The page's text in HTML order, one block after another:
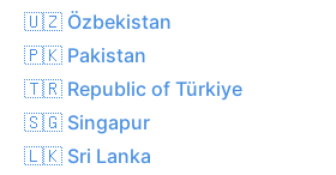
🇺🇿 Özbekistan
🇵🇰 Pakistan
🇹🇷 Republic of Türkiye
🇸🇬 Singapur
🇱🇰 Sri Lanka